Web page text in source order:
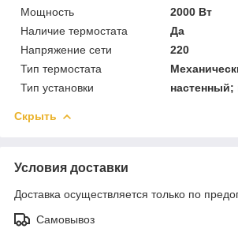
Мощность
2000 Вт
Наличие термостата
Да
Напряжение сети
220
Тип термостата
Тип установки
Скрыть
Условия доставки
Доставка осуществляется только по
Самовывоз